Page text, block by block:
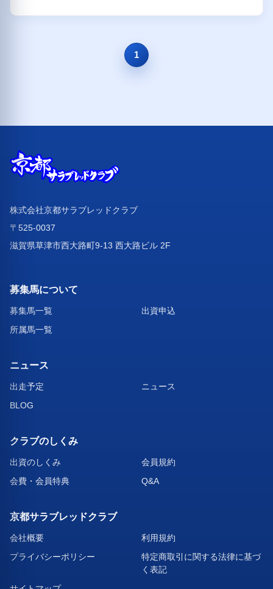
1
株式会社京都サラブレッドクラブ
〒525-0037
滋賀県草津市西大路町9-13 西大路ビル 2F
募集馬について
募集馬一覧
出資申込
所属馬一覧
ニュース
出走予定
ニュース
BLOG
クラブのしくみ
出資のしくみ
会員規約
会費・会員特典
Q&A
京都サラブレッドクラブ
会社概要
利用規約
プライバシーポリシー
特定商取引に関する法律に基づ
く表記